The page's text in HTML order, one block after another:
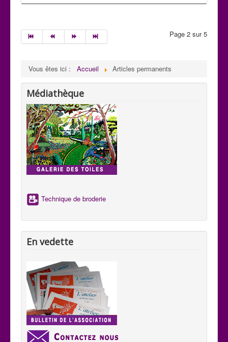
Page 2 sur 5
Vous êtes ici : Accueil Articles permanents
Médiathèque
Technique de broderie
En vedette